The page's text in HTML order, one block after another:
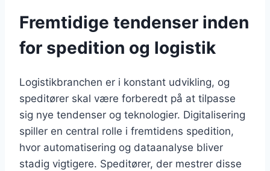
Fremtidige tendenser inden
for spedition og logistik
Logistikbranchen er i konstant udvikling, og
speditører skal være forberedt på at tilpasse
sig nye tendenser og teknologier. Digitalisering
spiller en central rolle i fremtidens spedition,
hvor automatisering og dataanalyse bliver
stadig vigtigere. Speditører, der mestrer disse